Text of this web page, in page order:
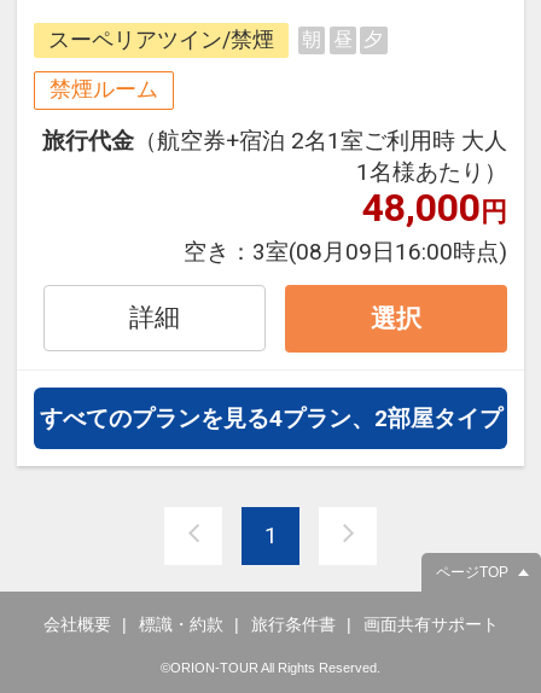
できるダイナミックパッケージだか
ら、一都市滞在はもちろん周遊旅行
にも最適！
旅行期間中の1泊だけの宿泊や延
泊・飛び泊なども自由自在です。
JALマイレージ会員の方にはフライ
トマイルが50%貯まります。
スーペリアツイン/禁煙 朝 昼 夕
禁煙ルーム
旅行代金 （航空券+宿泊 2名1室ご利用時 大人
1名様あたり）
48,000円
空き： 3室(08月09日16:00時点)
詳細 選択
すべてのプランを見る4プラン、2部屋タイプ
1
ページTOP
会社概要 標識・約款 旅行条件書 画面共有サポート
©ORION-TOUR All Rights Reserved.